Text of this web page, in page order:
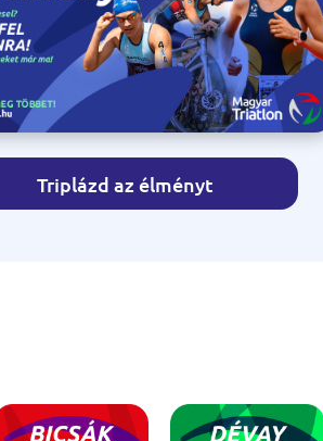
Triplázd az élményt